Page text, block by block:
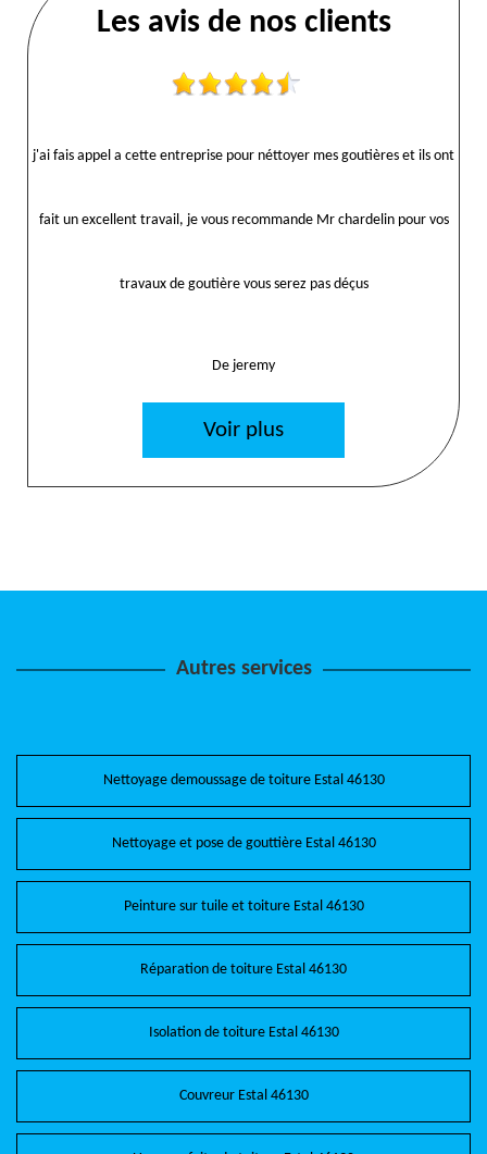
Les avis de nos clients
j'ai fais appel a cette entreprise pour néttoyer mes goutières et ils ont
fait un excellent travail, je vous recommande Mr chardelin pour vos
travaux de goutière vous serez pas déçus
De jeremy
Voir plus
Autres services
Nettoyage demoussage de toiture Estal 46130
Nettoyage et pose de gouttière Estal 46130
Peinture sur tuile et toiture Estal 46130
Réparation de toiture Estal 46130
Isolation de toiture Estal 46130
Couvreur Estal 46130